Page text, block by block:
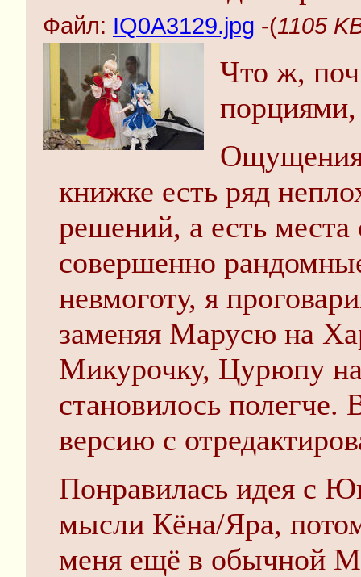
Файл: IQ0A3129.jpg -(1105
Что ж,
книжке есть ряд
решений, а есть
совершенно
невмоготу, я
заменяя Марусю на
Микурочку, Цурюпу
становилось полегче.
версию с
Понравилась идея с
мысли Кёна/Яра,
меня ещё в обычной